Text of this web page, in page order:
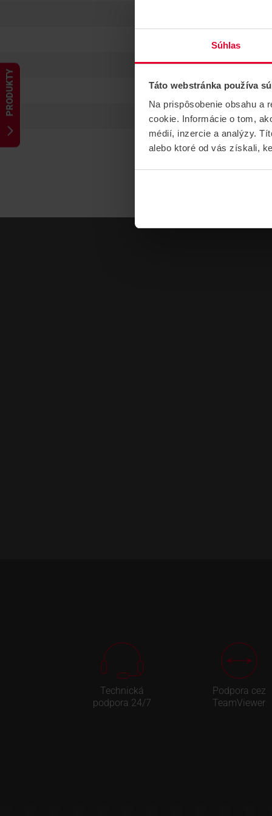
Súhlas
Táto webstránka používa
Na prispôsobenie obsahu a
cookie. Informácie o tom,
médií, inzercie a analýzy.
alebo ktoré od vás získali,
PRODUKTY
Technická
podpora 24/7
Podpora cez
TeamViewer